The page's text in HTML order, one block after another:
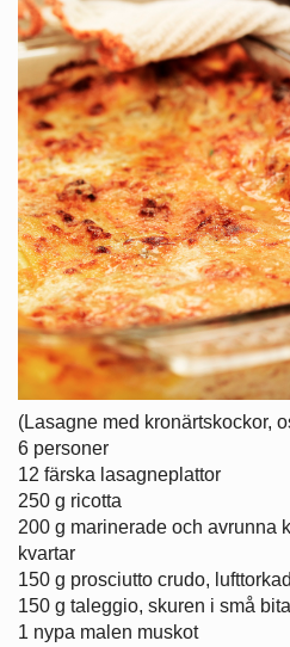
(Lasagne med kronärtskockor,
6 personer
12 färska lasagneplattor
250 g ricotta
200 g marinerade och avrunna
kvartar
150 g prosciutto crudo,
150 g taleggio, skuren i små
1 nypa malen muskot